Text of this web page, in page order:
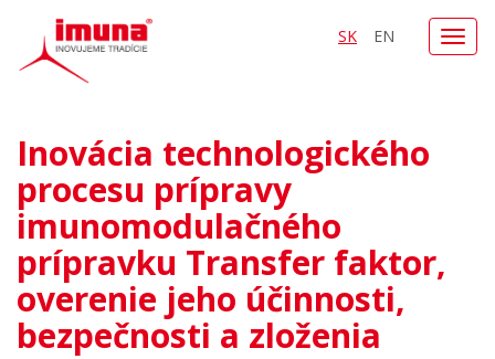
SK EN
Inovácia technologického
procesu prípravy
imunomodulačného
prípravku Transfer faktor,
overenie jeho účinnosti,
bezpečnosti a zloženia